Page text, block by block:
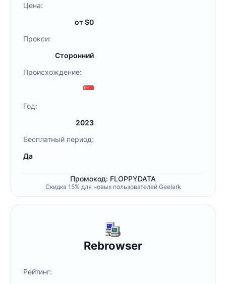
Цена:
от $0
Прокси:
Сторонний
Происхождение:
Год:
2023
Бесплатный период:
Да
Промокод: FLOPPYDATA
Скидка 15% для новых пользователей Geelark
Rebrowser
Рейтинг: